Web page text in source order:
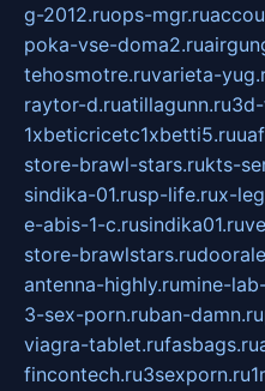
g-2012.ruops-mgr.ru
poka-vse-doma2.ru
tehosmotre.ruvarieta-
raytor-d.ruatillagunn.ru
1xbeticricetc1xbetti5.ru
store-brawl-stars.rukts-
sindika-01.rusp-life.rux-
e-abis-1-c.rusindika01.ru
store-brawlstars.ru
antenna-highly.rumine-
3-sex-porn.ruban-damn.ru
viagra-tablet.rufasbags.ru
fincontech.ru3sexporn.ru